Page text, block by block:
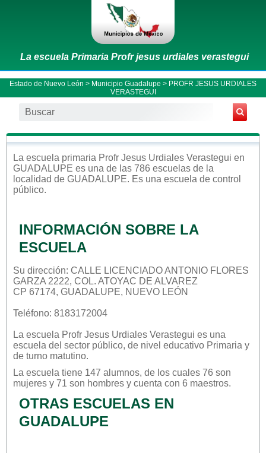
La escuela Primaria Profr jesus urdiales verastegui
Estado de Nuevo León > Municipio Guadalupe > PROFR JESUS URDIALES
VERASTEGUI
La escuela primaria Profr Jesus Urdiales Verastegui en
GUADALUPE es una de las 786 escuelas de la
localidad de GUADALUPE. Es una escuela de control
público.
INFORMACIÓN SOBRE LA
ESCUELA
Su dirección: CALLE LICENCIADO ANTONIO FLORES
GARZA 2222, COL. ATOYAC DE ALVAREZ
CP 67174, GUADALUPE, NUEVO LEÓN
Teléfono: 8183172004
La escuela Profr Jesus Urdiales Verastegui es una
escuela del sector público, de nivel educativo Primaria y
de turno matutino.
La escuela tiene 147 alumnos, de los cuales 76 son
mujeres y 71 son hombres y cuenta con 6 maestros.
OTRAS ESCUELAS EN
GUADALUPE